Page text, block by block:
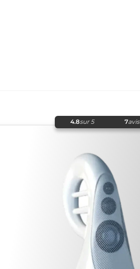
4.8sur 5 7avis